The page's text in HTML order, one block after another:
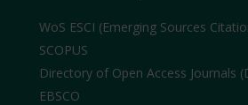
WoS ESCI (Emerging Sources
SCOPUS
Directory of Open Access Journals
EBSCO